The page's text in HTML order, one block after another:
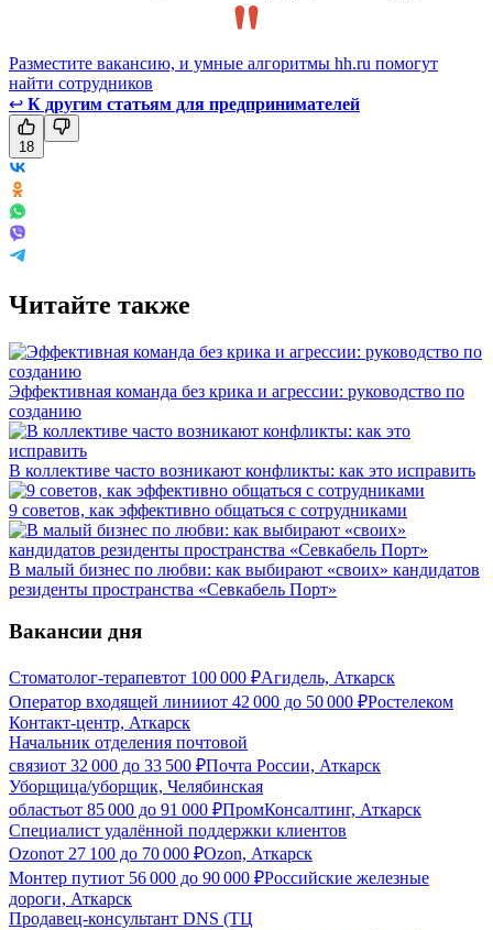
Разместите вакансию, и умные алгоритмы hh.ru помогут
найти сотрудников
↩ К другим статьям для предпринимателей
18
Читайте также
Эффективная команда без крика и агрессии: руководство по
созданию
В коллективе часто возникают конфликты: как это исправить
9 советов, как эффективно общаться с сотрудниками
В малый бизнес по любви: как выбирают «своих» кандидатов
резиденты пространства «Севкабель Порт»
Вакансии дня
Стоматолог-терапевтот 100 000 ₽Агидель, Аткарск
Оператор входящей линииот 42 000 до 50 000 ₽Ростелеком
Контакт-центр, Аткарск
Начальник отделения почтовой
связиот 32 000 до 33 500 ₽Почта России, Аткарск
Уборщица/уборщик, Челябинская
областьот 85 000 до 91 000 ₽ПромКонсалтинг, Аткарск
Специалист удалённой поддержки клиентов
Ozonот 27 100 до 70 000 ₽Ozon, Аткарск
Монтер путиот 56 000 до 90 000 ₽Российские железные
дороги, Аткарск
Продавец-консультант DNS (ТЦ